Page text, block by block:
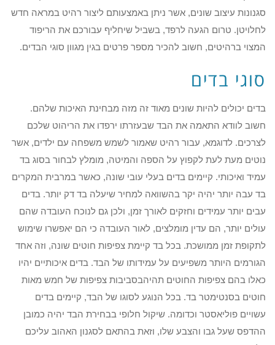
סגנונות עיצוב שונים, אשר ניתן באמצעותם ליצור רהיט במראה חדש
לחלויטן. טרום הגעה לרפד, בשביל שיחליף עבורכם את הריפוד
המצוי ברהיטים, חשוב להכיר מספר פרטים בגין מגוון סוגי הבדים.
סוגי בדים
בדים יכולים להיות שונים מאוד זה מזה מבחינת האיכות שלהם.
חשוב לוודא התאמה את הבד שבעזרתו ירפדו את הריהוט שלכם
לצרכים. לדוגמא, עבור רהיט שאמור לשמש משפחה עם ילדים, אשר
נוטים מעת לעת לקפוץ על הספה והמיטה, מומלץ לבחור בסוג בד
עמיד ואיכותי. קיימים בדים בעלי עובי שונה, כאשר במרבית המקרים
בד עבה יותר יהיה יקר בהשוואה למחיר שיעלה בד דק יותר. בדים
עבים יותר עמידים וחזקים לאורך זמן, ולכן גם לנוכח העובדה שהם
עולים יותר, הם עדין מומלצים, לאור העובדה כי הם יאפשרו שימוש
לתקופת זמן ממושכת. בכל בד קיימת צפיפות חוטים שונה, וזה אחד
הגורמים היותר משפיעים על עמידותו של הבד. בדים איכותיים יהיו
כאלו בהם צפיפות החוטים תהיהבסביבות צפיפות של חמש מאות
חוטים בסנטימטר בד. בכל הנוגע לסוגו של הבד, קיימים בדים
עשויים פוליאסטר וכדומה. שיקול חלופי בבחירת הבד יהיה כמובן
ההדפס שעל גבו והצבע שלו, וזאת בהתאם לסגנון האהוב עליכם